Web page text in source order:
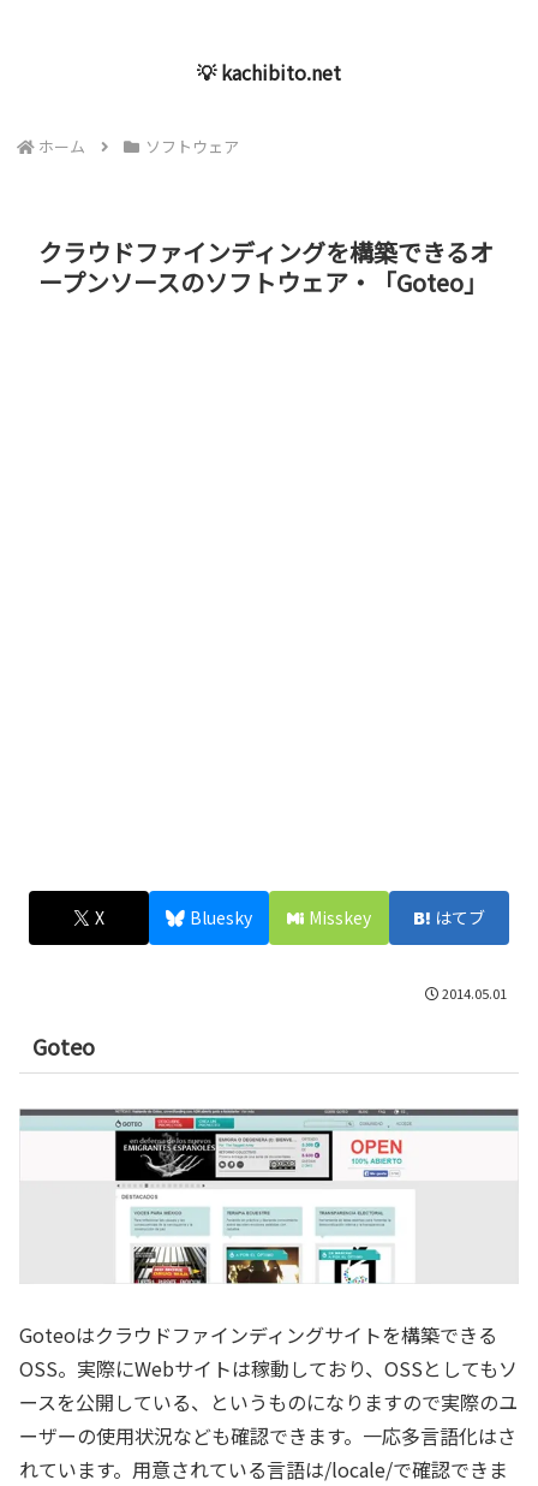
💡 kachibito.net
ホーム ソフトウェア
クラウドファインディングを構築できるオ
ープンソースのソフトウェア・「Goteo」
X Bluesky Misskey はてブ
2014.05.01
Goteo
Goteoはクラウドファインディングサイトを構築できる
OSS。実際にWebサイトは稼動しており、OSSとしてもソ
ースを公開している、というものになりますので実際のユ
ーザーの使用状況なども確認できます。一応多言語化はさ
れています。用意されている言語は/locale/で確認できま